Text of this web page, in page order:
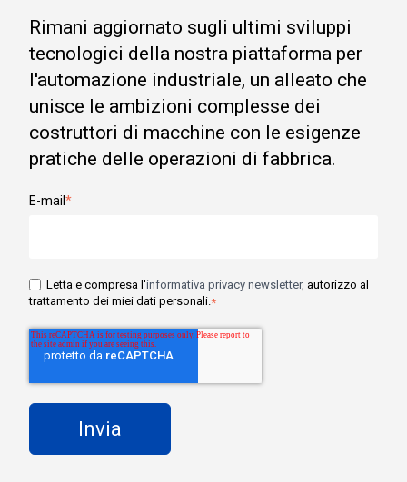
Rimani aggiornato sugli ultimi sviluppi
tecnologici della nostra piattaforma per
l'automazione industriale, un alleato che
unisce le ambizioni complesse dei
costruttori di macchine con le esigenze
pratiche delle operazioni di fabbrica.
E-mail *
Letta e compresa l'informativa privacy newsletter, autorizzo al
trattamento dei miei dati personali.*